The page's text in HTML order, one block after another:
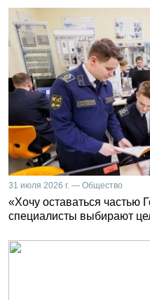
31 июля 2026 г. — Общество
«Хочу оставаться частью
специалисты выбирают